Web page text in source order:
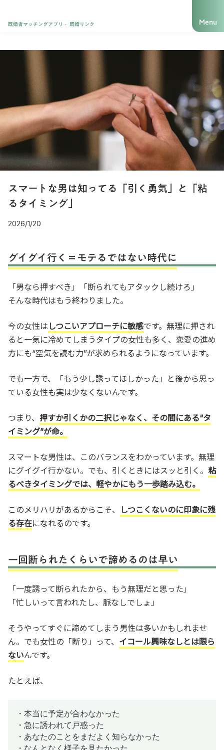
既婚者マッチングアプリ - 既婚リンク Menu
スマートな男は知ってる「引く勇気」と「粘
るタイミング」
2026/1/20
グイグイ行く＝モテるではない時代に
「男なら押すべき」「断られてもアタックし続けろ」
そんな時代はもう終わりました。
今の女性は しつこいアプローチに敏感です。無理に押され
ると一気に冷めてしまうタイプの女性も多く、恋愛の進め
方にも“空気を読む力”が求められるようになっています。
でも一方で、「もう少し誘ってほしかった」と後から思っ
ている女性も実は少なくないんです。
つまり、 押すか引くかの二択じゃなく、その間にある“タ
イミング”が命。
スマートな男性は、このバランスをわかっています。無理
にグイグイ行かない。でも、引くときにはスッと引く。 粘
るべきタイミングでは、軽やかにもう一歩踏み込む。
このメリハリがあるからこそ、
しつこくないのに印象に残
る存在になれるのです。
一回断られたくらいで諦めるのは早い
「一度誘って断られたから、もう無理だと思った」
「忙しいって言われたし、脈なしでしょ」
そうやってすぐに諦めてしまう男性は多いかもしれませ
ん。でも女性の「断り」って、 イコール興味なしとは限ら
ないんです。
たとえば、
・本当に予定が合わなかった
・急に誘われて戸惑った
・あなたのことをまだよく知らなかった